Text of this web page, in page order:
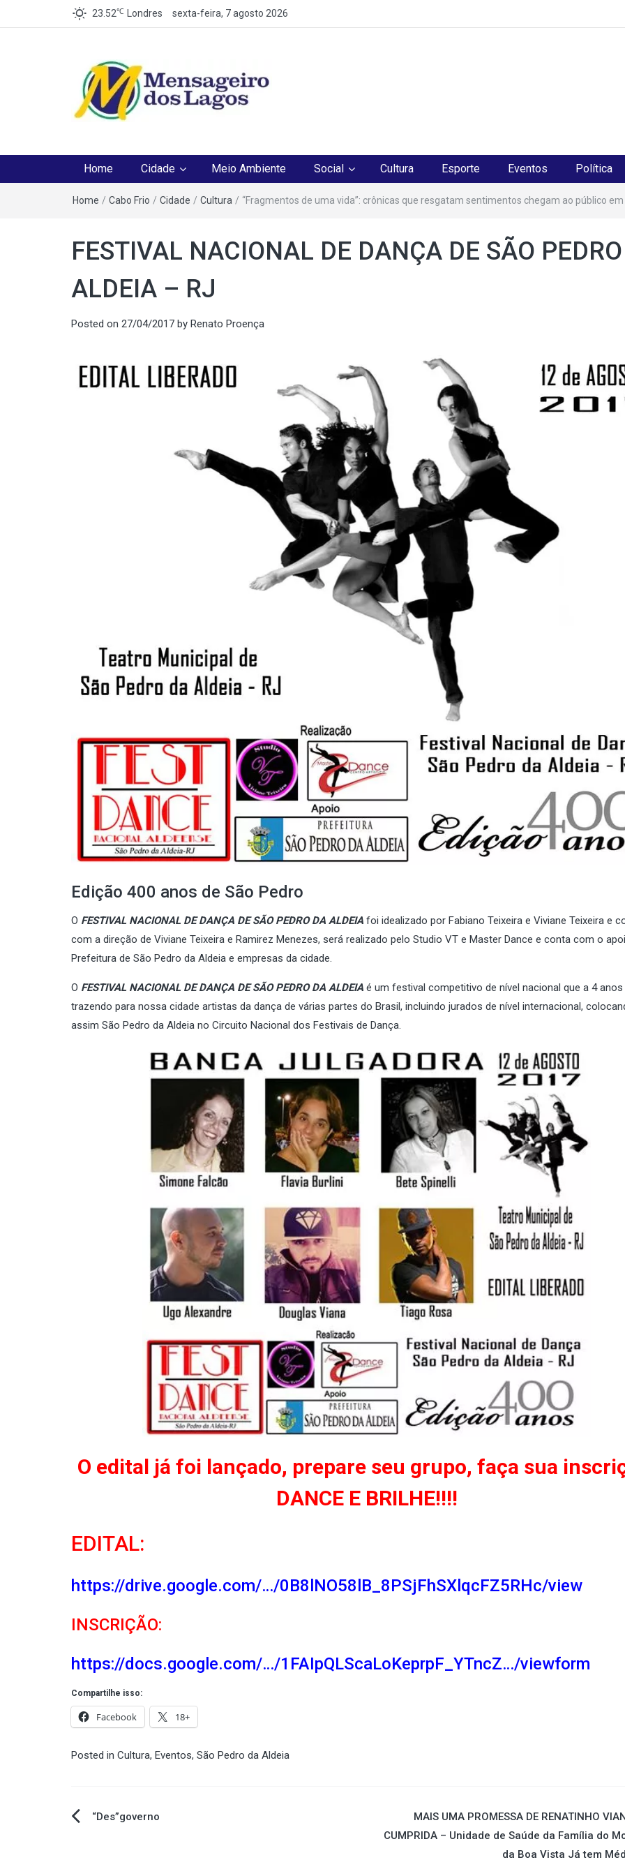
23.52℃ Londres sexta-feira, 7 agosto 2026
Home Cidade Meio Ambiente Social Cultura Esporte Eventos Política
Home / Cabo Frio / Cidade / Cultura / “Fragmentos de uma vida”: crônicas que resgatam sentimentos chegam ao público
FESTIVAL NACIONAL DE DANÇA DE SÃO
ALDEIA – RJ
Posted on 27/04/2017 by Renato Proença
Edição 400 anos de São Pedro
O FESTIVAL NACIONAL DE DANÇA DE SÃO PEDRO DA ALDEIA foi idealizado por Fabiano Teixeira e Viviane Teixeira e
com a direção de Viviane Teixeira e Ramirez Menezes, será realizado pelo Studio VT e Master Dance e conta com o
Prefeitura de São Pedro da Aldeia e empresas da cidade.
O FESTIVAL NACIONAL DE DANÇA DE SÃO PEDRO DA ALDEIA é um festival competitivo de nível nacional que a 4
trazendo para nossa cidade artistas da dança de várias partes do Brasil, incluindo jurados de nível internacional,
assim São Pedro da Aldeia no Circuito Nacional dos Festivais de Dança.
O edital já foi lançado, prepare seu grupo, faça sua
DANCE E BRILHE!!!!
EDITAL:
https://drive.google.com/…/0B8lNO58lB_8PSjFhSXlqcFZ5RHc/view
INSCRIÇÃO:
https://docs.google.com/…/1FAIpQLScaLoKeprpF_YTncZ…/viewform
Compartilhe isso:
Facebook 18+
Posted in Cultura, Eventos, São Pedro da Aldeia
Navegação
“Des”governo
MAIS UMA PROMESSA DE RENATINHO
CUMPRIDA – Unidade de Saúde da Família do
da Boa Vista Já tem